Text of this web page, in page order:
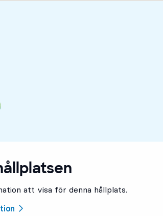
att visa för denna hållplats.